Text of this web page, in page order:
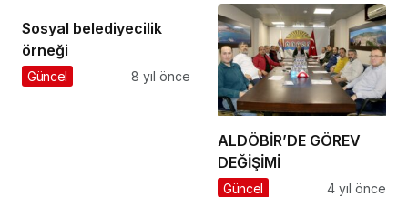
Sosyal belediyecilik
örneği
Güncel 8 yıl önce
ALDÖBİR’DE GÖREV
DEĞİŞİMİ
Güncel 4 yıl önce